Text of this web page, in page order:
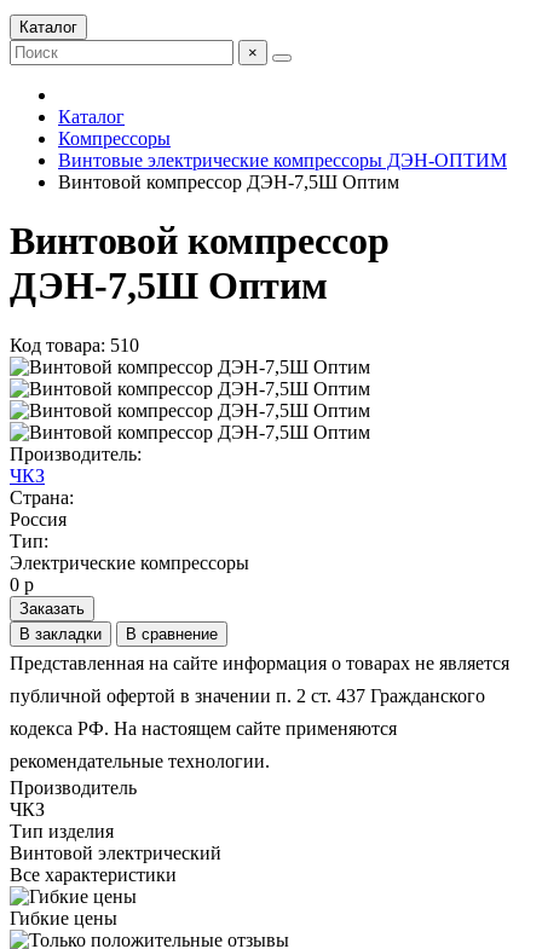
Каталог
×
Каталог
Компрессоры
Винтовые электрические компрессоры ДЭН-ОПТИМ
Винтовой компрессор ДЭН-7,5Ш Оптим
Винтовой компрессор
ДЭН-7,5Ш Оптим
Код товара: 510
Производитель:
ЧКЗ
Страна:
Россия
Тип:
Электрические компрессоры
0 р
Заказать
В закладки
В сравнение
Представленная на сайте информация о товарах не является
публичной офертой в значении п. 2 ст. 437 Гражданского
кодекса РФ. На настоящем сайте применяются
рекомендательные технологии.
Производитель
ЧКЗ
Тип изделия
Винтовой электрический
Все характеристики
Гибкие цены